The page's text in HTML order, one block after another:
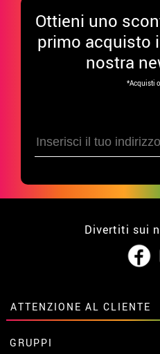
Ottieni uno
primo acquisto
nostra
*Acquisti
Divertiti sui
ATTENZIONE AL CLIENTE
• Su di noi
GRUPPI